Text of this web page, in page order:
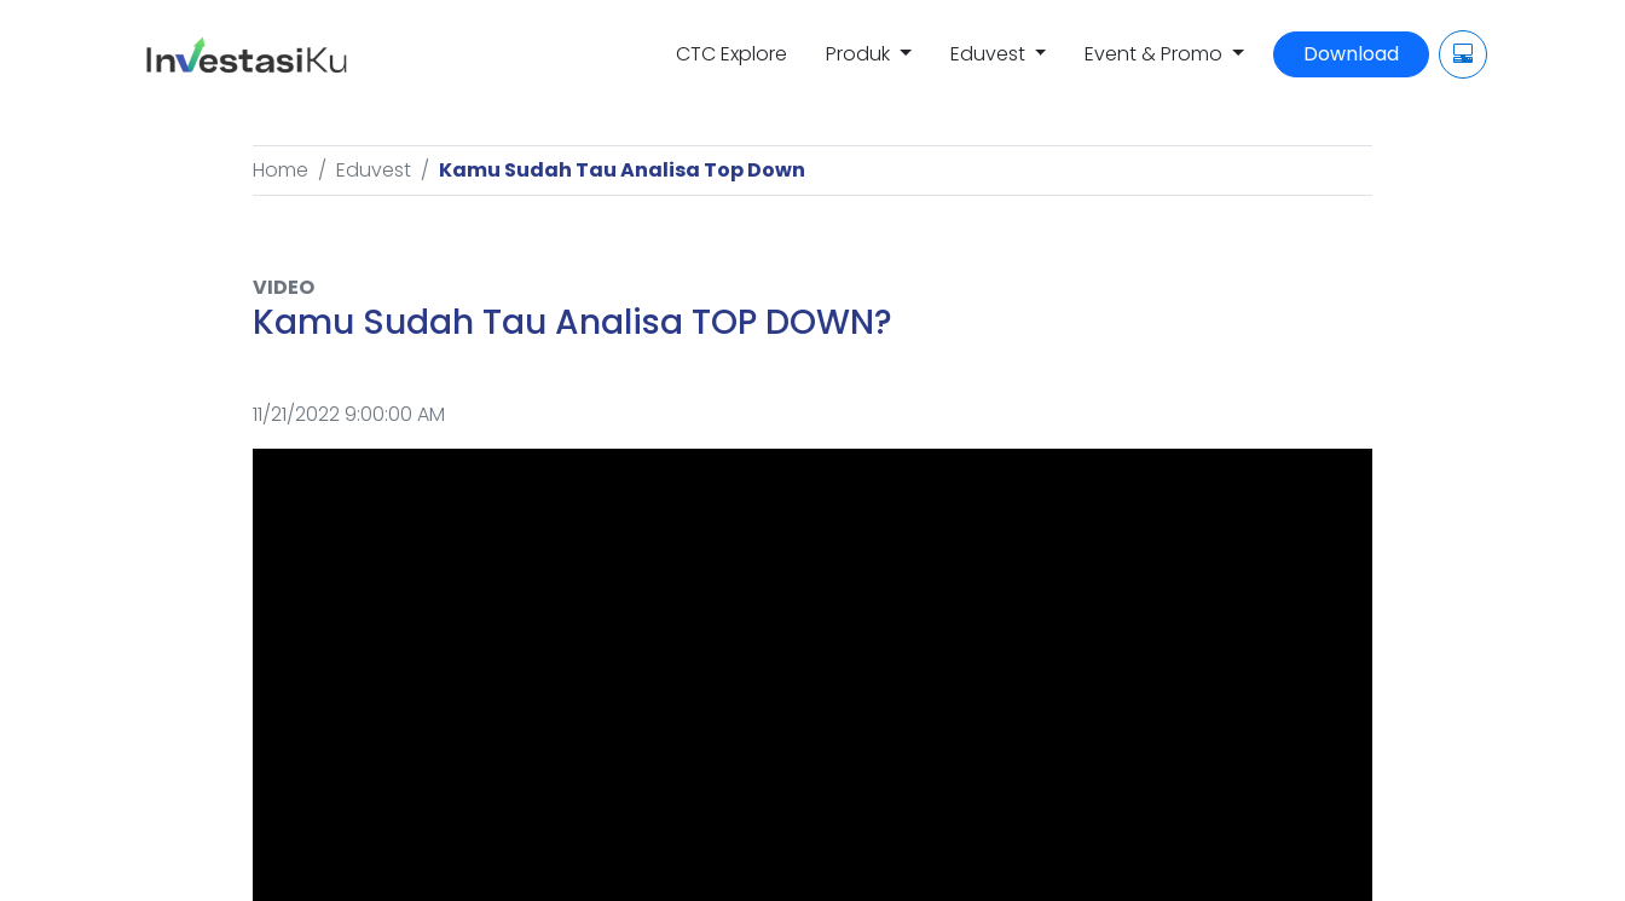
CTC Explore Produk Eduvest Event & Promo Download
Home Eduvest Kamu Sudah Tau Analisa Top Down
VIDEO
Kamu Sudah Tau Analisa TOP DOWN?
11/21/2022 9:00:00 AM